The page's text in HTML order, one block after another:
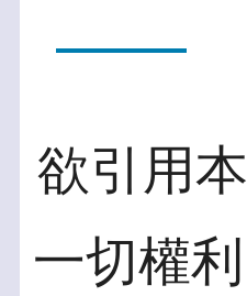
欲引用
一切權